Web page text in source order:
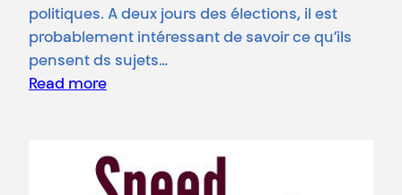
politiques. A deux jours des élections, il est
probablement intéressant de savoir ce qu’ils
pensent ds sujets…
Read more